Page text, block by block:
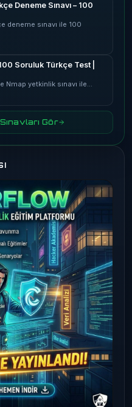
Deneme Sınavı – 100
deneme sınavı ile 100
Soruluk Türkçe Test |
Nmap yetkinlik sınavı ile…
Gör